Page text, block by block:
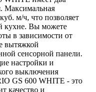
Максимальная
м/ч, что позволяет
кухне. Вы можете
в зависимости от
вытяжкой
сенсорной панели.
настройки и
выключения
GS 600 WHITE - это
качество и